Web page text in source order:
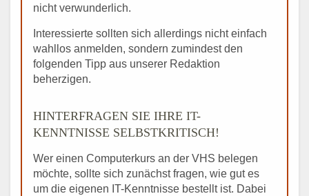
nicht verwunderlich.
Interessierte sollten sich allerdings nicht einfach
wahllos anmelden, sondern zumindest den
folgenden Tipp aus unserer Redaktion
beherzigen.
HINTERFRAGEN SIE IHRE IT-
KENNTNISSE SELBSTKRITISCH!
Wer einen Computerkurs an der VHS belegen
möchte, sollte sich zunächst fragen, wie gut es
um die eigenen IT-Kenntnisse bestellt ist. Dabei